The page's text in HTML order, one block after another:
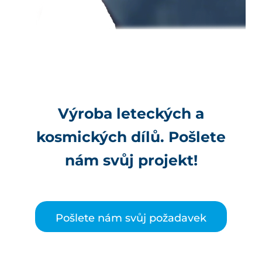
Výroba leteckých a
kosmických dílů. Pošlete
nám svůj projekt!
Pošlete nám svůj požadavek